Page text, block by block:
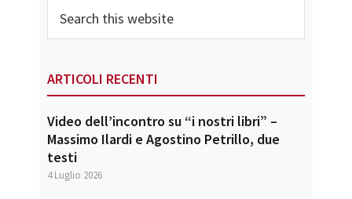
this
website
ARTICOLI RECENTI
Video dell’incontro su “i nostri libri” –
Massimo Ilardi e Agostino Petrillo, due
testi
4 Luglio 2026